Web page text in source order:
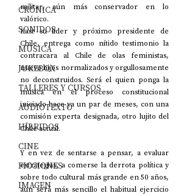
CRÓNICA
SONIDOS
MÚSICA
JUKEBOX
TALLERES Y CURSOS
AUDIOTEXTO
HÍBRIDOS
CINE
FICCIONES
IMAGEN
militar, aún más conservador en lo
valórico.
Kast su líder y próximo presidente de
Chile, entrega como nítido testimonio la
contracara al Chile de olas feministas,
nueve hijos normalizados y orgullosamente
no deconstruidos. Será el quien ponga la
música en el proceso constitucional
iniciado hace ya un par de meses, con una
comisión experta designada, otro lujito del
Chile actual.
Y en vez de sentarse a pensar, a evaluar
estrategias, a comerse la derrota política y
sobre todo cultural más grande en 50 años,
aun será más sencillo el habitual ejercicio